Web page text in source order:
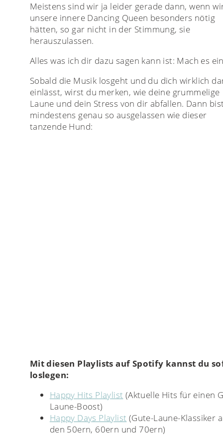
Meistens sind wir ja leider gerade dann, wenn
unsere innere Dancing Queen besonders nötig
hätten, so gar nicht in der Stimmung, sie
herauszulassen.
Alles was ich dir dazu sagen kann ist: Mach es
Sobald die Musik losgeht und du dich wirklich
einlässt, wirst du merken, wie deine grummelige
Laune und dein Stress von dir abfallen. Dann
mindestens genau so ausgelassen wie dieser
tanzende Hund:
Mit diesen Playlists auf Spotify kannst du
loslegen:
Happy Hits Playlist (Aktuelle Hits für einen
Laune-Boost)
Happy Days Playlist (Gute-Laune-Klassiker
den 50ern, 60ern und 70ern)